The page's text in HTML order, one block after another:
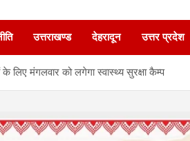
–
उत्तराखण्ड देहरादून उत्तर प्रदेश
लिए मंगलवार को लगेगा स्वास्थ्य सुरक्षा कैम्प